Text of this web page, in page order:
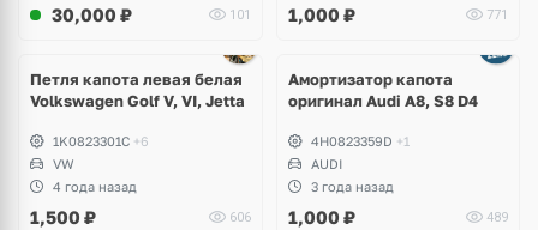
30,000 ₽ 101 1,000 ₽ 771
Петля капота левая белая
Volkswagen Golf V, VI, Jetta
1K0823301C +6
VW
4 года назад
1,500 ₽ 606
Амортизатор капота
оригинал Audi A8, S8 D4
4H0823359D +1
AUDI
3 года назад
1,000 ₽ 489